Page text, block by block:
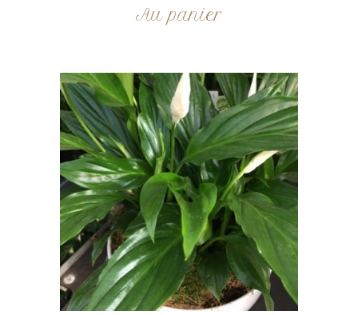
Au panier